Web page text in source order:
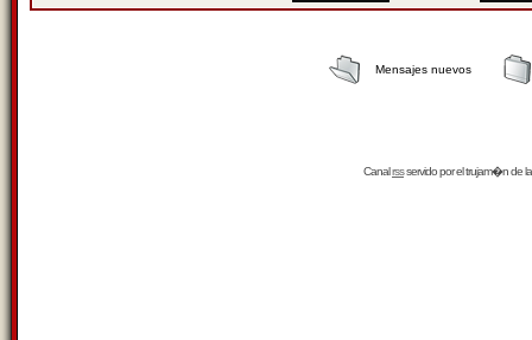
Mensajes nuevos
Canalrssservido por eltrujam�nde